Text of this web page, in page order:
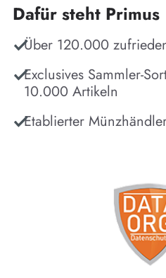
Dafür steht Primus
Über 120.000
Exclusives Sammler-
10.000 Artikeln
Etablierter